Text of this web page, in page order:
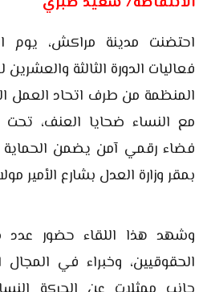
فعاليات الدورة الثالثة والعشرين
المنظمة من طرف اتحاد العمل
مع النساء ضحايا العنف،
فضاء رقمي آمن يضمن الحماية
بمقر وزارة العدل بشارع الأمير
وشهد هذا اللقاء حضور عدد
الحقوقيين، وخبراء في المجال